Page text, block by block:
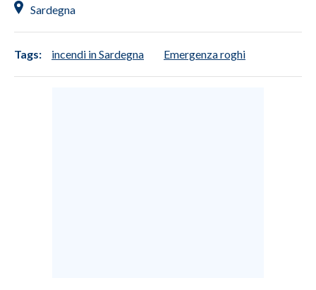
Sardegna
Tags: incendi in Sardegna Emergenza roghi